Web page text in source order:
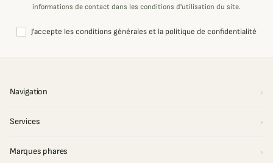
informations de contact dans les conditions d'utilisation du site.
J'accepte les conditions générales et la politique de confidentialité
Navigation
Services
Marques phares